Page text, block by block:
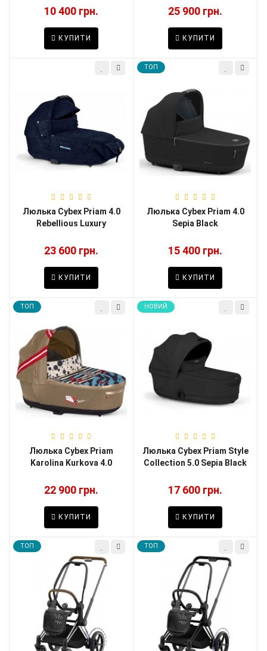
10 400 грн.
КУПИТИ
25 900 грн.
КУПИТИ
Люлька Cybex Priam 4.0
Rebellious Luxury
23 600 грн.
КУПИТИ
TOП
Люлька Cybex Priam 4.0
Sepia Black
15 400 грн.
КУПИТИ
TOП
Люлька Cybex Priam
Karolina Kurkova 4.0
22 900 грн.
КУПИТИ
НОВИЙ
Люлька Cybex Priam Style
Collection 5.0 Sepia Black
17 600 грн.
КУПИТИ
TOП TOП